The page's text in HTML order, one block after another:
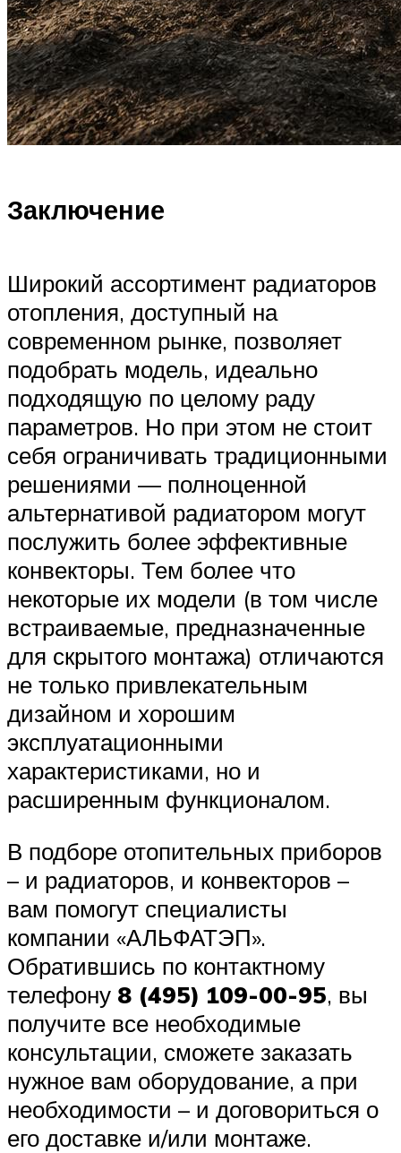
Заключение
Широкий ассортимент радиаторов
отопления, доступный на
современном рынке, позволяет
подобрать модель, идеально
подходящую по целому раду
параметров. Но при этом не стоит
себя ограничивать традиционными
решениями — полноценной
альтернативой радиатором могут
послужить более эффективные
конвекторы. Тем более что
некоторые их модели (в том числе
встраиваемые, предназначенные
для скрытого монтажа) отличаются
не только привлекательным
дизайном и хорошим
эксплуатационными
характеристиками, но и
расширенным функционалом.
В подборе отопительных приборов
– и радиаторов, и конвекторов –
вам помогут специалисты
компании «АЛЬФАТЭП».
Обратившись по контактному
телефону 8 (495) 109-00-95, вы
получите все необходимые
консультации, сможете заказать
нужное вам оборудование, а при
необходимости – и договориться о
его доставке и/или монтаже.